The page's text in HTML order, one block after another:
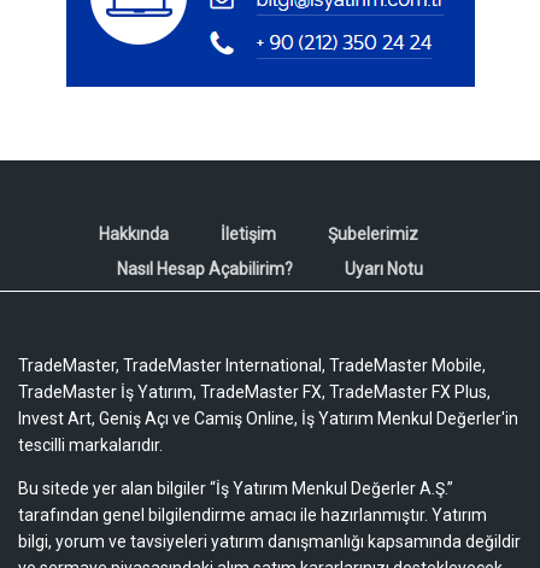
Hakkında İletişim
Şubelerimiz
Nasıl Hesap Açabilirim?
Uyarı Notu
TradeMaster, TradeMaster International, TradeMaster Mobile,
TradeMaster İş Yatırım, TradeMaster FX, TradeMaster FX Plus,
Invest Art, Geniş Açı ve Camiş Online, İş Yatırım Menkul Değerler'in
tescilli markalarıdır.
Bu sitede yer alan bilgiler “İş Yatırım Menkul Değerler A.Ş.”
tarafından genel bilgilendirme amacı ile hazırlanmıştır. Yatırım
bilgi, yorum ve tavsiyeleri yatırım danışmanlığı kapsamında değildir